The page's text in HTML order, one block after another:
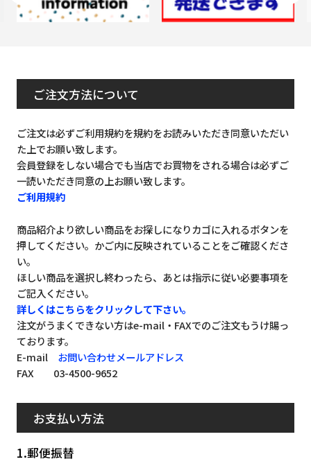
ご注文方法について
ご注文は必ずご利用規約を規約をお読みいただき同意いただい
た上でお願い致します。
会員登録をしない場合でも当店でお買物をされる場合は必ずご
一読いただき同意の上お願い致します。
ご利用規約
商品紹介より欲しい商品をお探しになりカゴに入れるボタンを
押してください。かご内に反映されていることをご確認くださ
い。
ほしい商品を選択し終わったら、あとは指示に従い必要事項を
ご記入ください。
詳しくはこちらをクリックして下さい。
注文がうまくできない方はe-mail・FAXでのご注文もうけ賜っ
ております。
E-mail お問い合わせメールアドレス
FAX 03-4500-9652
お支払い方法
1.郵便振替